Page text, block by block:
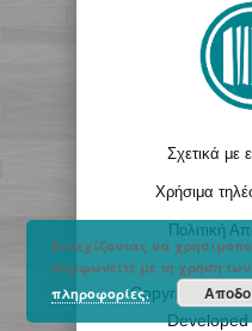
Σχετικά με
Χρήσιμα
Πολιτική
Copyright ©
Συνεχίζοντας να
συμφωνείτε με τη χρήση
πληροφορίες.